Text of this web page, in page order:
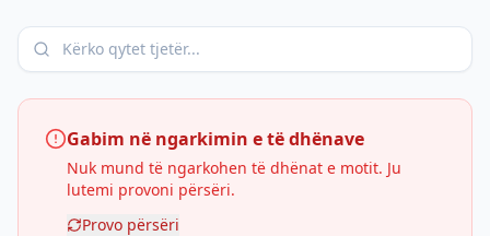
Gabim në ngarkimin e të dhënave
Nuk mund të ngarkohen të dhënat e motit. Ju
lutemi provoni përsëri.
Provo përsëri